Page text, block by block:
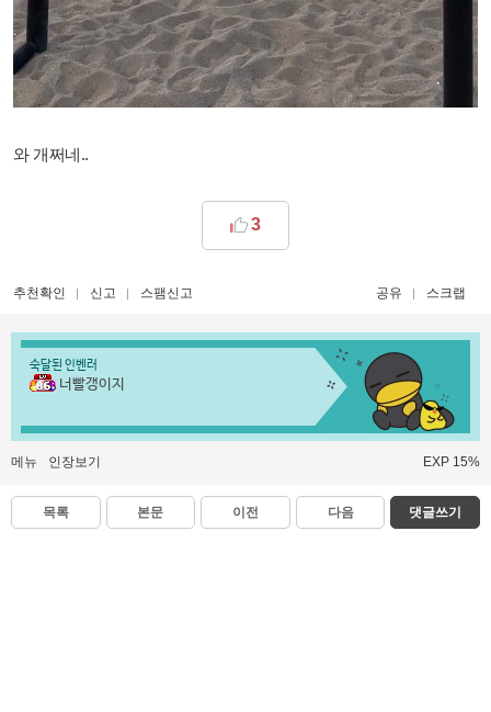
와 개쩌네..
3
추천확인 신고 스팸신고 공유 스크랩
숙달된 인벤러
너빨갱이지
메뉴 인장보기 EXP 15%
목록 본문 이전 다음 댓글쓰기